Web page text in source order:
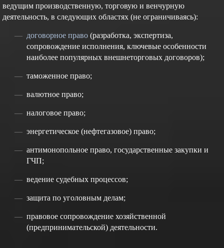
ведущим производственную, торговую и венчурную
деятельность, в следующих областях (не ограничиваясь):
договорное право (разработка, экспертиза,
сопровождение исполнения, ключевые особенности
наиболее популярных внешнеторговых договоров);
таможенное право;
валютное право;
налоговое право;
энергетическое (нефтегазовое) право;
антимонопольное право, государственные закупки и
ГЧП;
ведение судебных процессов;
защита по уголовным делам;
правовое сопровождение хозяйственной
(предпринимательской) деятельности.